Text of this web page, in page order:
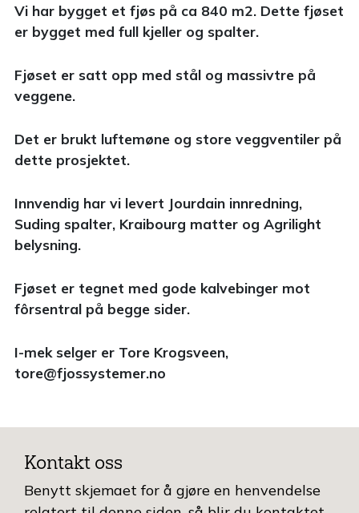
Vi har bygget et fjøs på ca 840 m2. Dette fjøset
er bygget med full kjeller og spalter.
Fjøset er satt opp med stål og massivtre på
veggene.
Det er brukt luftemøne og store veggventiler på
dette prosjektet.
Innvendig har vi levert Jourdain innredning,
Suding spalter, Kraibourg matter og Agrilight
belysning.
Fjøset er tegnet med gode kalvebinger mot
fôrsentral på begge sider.
I-mek selger er Tore Krogsveen,
tore@fjossystemer.no
Kontakt oss
Benytt skjemaet for å gjøre en henvendelse